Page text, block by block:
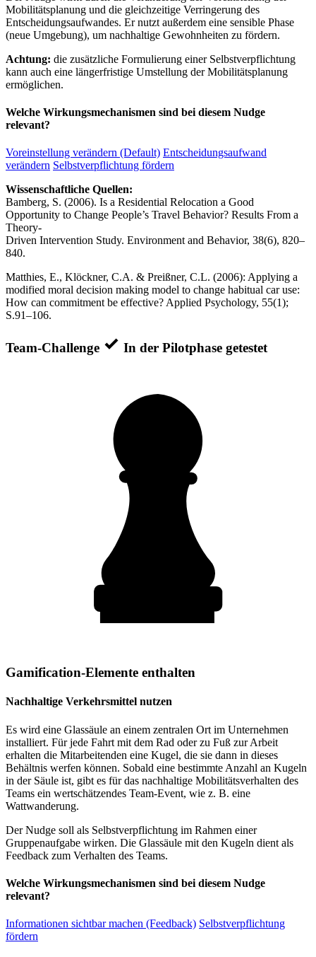
Mobilitätsplanung und die gleichzeitige Verringerung des
Entscheidungsaufwandes. Er nutzt außerdem eine sensible Phase
(neue Umgebung), um nachhaltige Gewohnheiten zu fördern.
Achtung: die zusätzliche Formulierung einer Selbstverpflichtung
kann auch eine längerfristige Umstellung der Mobilitätsplanung
ermöglichen.
Welche Wirkungsmechanismen sind bei diesem Nudge
relevant?
Voreinstellung verändern (Default) Entscheidungsaufwand
verändern Selbstverpflichtung fördern
Wissenschaftliche Quellen:
Bamberg, S. (2006). Is a Residential Relocation a Good
Opportunity to Change People’s Travel Behavior? Results From a
Theory-
Driven Intervention Study. Environment and Behavior, 38(6), 820–
840.
Matthies, E., Klöckner, C.A. & Preißner, C.L. (2006): Applying a
modified moral decision making model to change habitual car use:
How can commitment be effective? Applied Psychology, 55(1);
S.91–106.
Team-Challenge In der Pilotphase getestet
Gamification-Elemente enthalten
Nachhaltige Verkehrsmittel nutzen
Es wird eine Glassäule an einem zentralen Ort im Unternehmen
installiert. Für jede Fahrt mit dem Rad oder zu Fuß zur Arbeit
erhalten die Mitarbeitenden eine Kugel, die sie dann in dieses
Behältnis werfen können. Sobald eine bestimmte Anzahl an Kugeln
in der Säule ist, gibt es für das nachhaltige Mobilitätsverhalten des
Teams ein wertschätzendes Team-Event, wie z. B. eine
Wattwanderung.
Der Nudge soll als Selbstverpflichtung im Rahmen einer
Gruppenaufgabe wirken. Die Glassäule mit den Kugeln dient als
Feedback zum Verhalten des Teams.
Welche Wirkungsmechanismen sind bei diesem Nudge
relevant?
Informationen sichtbar machen (Feedback) Selbstverpflichtung
fördern